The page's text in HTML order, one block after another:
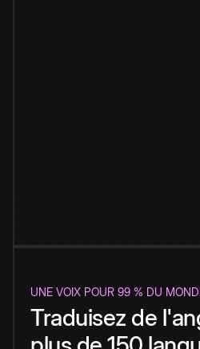
UNE VOIX POUR 99 % DU
Traduisez de